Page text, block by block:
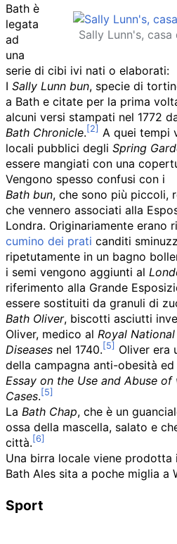
Sally Lunn's, casa
Bath è
legata
ad
una
serie di cibi ivi nati o elaborati:
I Sally Lunn bun, specie di
a Bath e citate per la prima
alcuni versi stampati nel 1772
Bath Chronicle.
A quei tempi
locali pubblici degli Spring
essere mangiati con una
Vengono spesso confusi con i
Bath bun, che sono più piccoli,
che vennero associati alla
Londra. Originariamente erano
cumino dei prati canditi
ripetutamente in un bagno
i semi vengono aggiunti al
riferimento alla Grande
essere sostituiti da granuli di
Bath Oliver, biscotti asciutti
Oliver, medico al Royal
Diseases nel 1740.
Oliver era
della campagna anti-obesità
Essay on the Use and Abuse
Cases.
La Bath Chap, che è un
ossa della mascella, salato e
città.
Una birra locale viene prodotta
Bath Ales sita a poche miglia a
Sport